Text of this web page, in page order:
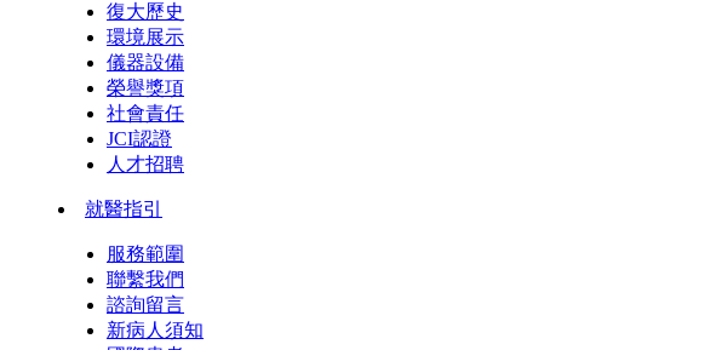
復大歷史
環境展示
儀器設備
榮譽獎項
社會責任
JCI認證
人才招聘
就醫指引
服務範圍
聯繫我們
諮詢留言
新病人須知